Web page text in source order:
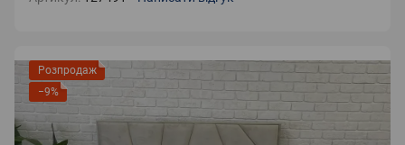
Розпродаж
−9%